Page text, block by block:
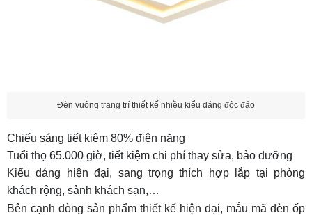
Đèn vuông trang trí thiết kế nhiều kiểu dáng độc đáo
Chiếu sáng tiết kiệm 80% điện năng
Tuổi thọ 65.000 giờ, tiết kiệm chi phí thay sửa, bảo dưỡng
Kiểu dáng hiện đại, sang trọng thích hợp lắp tại phòng
khách rộng, sảnh khách sạn,…
Bên cạnh dòng sản phẩm thiết kế hiện đại, mẫu mã đèn ốp